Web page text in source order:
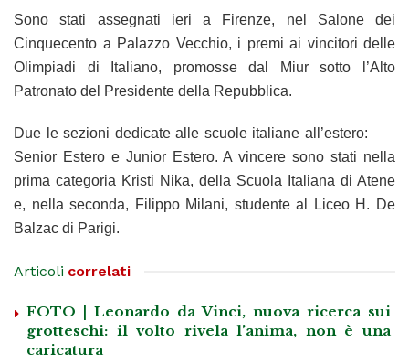
Sono stati assegnati ieri a Firenze, nel Salone dei
Cinquecento a Palazzo Vecchio, i premi ai vincitori delle
Olimpiadi di Italiano, promosse dal Miur sotto l’Alto
Patronato del Presidente della Repubblica.
Due le sezioni dedicate alle scuole italiane all’estero:
Senior Estero e Junior Estero. A vincere sono stati nella
prima categoria Kristi Nika, della Scuola Italiana di Atene
e, nella seconda, Filippo Milani, studente al Liceo H. De
Balzac di Parigi.
Articoli correlati
FOTO | Leonardo da Vinci, nuova ricerca sui
grotteschi: il volto rivela l’anima, non è una
caricatura